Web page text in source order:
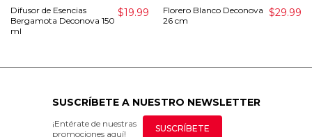
Difusor de Esencias
Bergamota Deconova 150
ml
$19.99
Florero Blanco Deconova
26 cm
$29.99
SUSCRÍBETE A NUESTRO NEWSLETTER
¡Entérate de nuestras
promociones aquí!
SUSCRÍBETE